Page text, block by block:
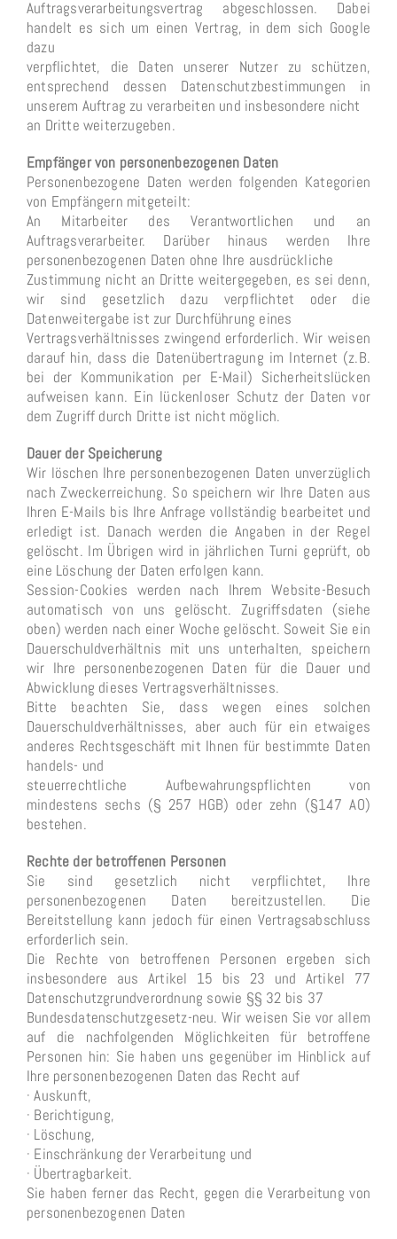
Auftragsverarbeitungsvertrag abgeschlossen. Dabei
handelt es sich um einen Vertrag, in dem sich Google
dazu
verpflichtet, die Daten unserer Nutzer zu schützen,
entsprechend dessen Datenschutzbestimmungen in
unserem Auftrag zu verarbeiten und insbesondere nicht
an Dritte weiterzugeben.
Empfänger von personenbezogenen Daten
Personenbezogene Daten werden folgenden Kategorien
von Empfängern mitgeteilt:
An Mitarbeiter des Verantwortlichen und an
Auftragsverarbeiter. Darüber hinaus werden Ihre
personenbezogenen Daten ohne Ihre ausdrückliche
Zustimmung nicht an Dritte weitergegeben, es sei denn,
wir sind gesetzlich dazu verpflichtet oder die
Datenweitergabe ist zur Durchführung eines
Vertragsverhältnisses zwingend erforderlich. Wir weisen
darauf hin, dass die Datenübertragung im Internet (z.B.
bei der Kommunikation per E-Mail) Sicherheitslücken
aufweisen kann. Ein lückenloser Schutz der Daten vor
dem Zugriff durch Dritte ist nicht möglich.
Dauer der Speicherung
Wir löschen Ihre personenbezogenen Daten unverzüglich
nach Zweckerreichung. So speichern wir Ihre Daten aus
Ihren E-Mails bis Ihre Anfrage vollständig bearbeitet und
erledigt ist. Danach werden die Angaben in der Regel
gelöscht. Im Übrigen wird in jährlichen Turni geprüft, ob
eine Löschung der Daten erfolgen kann.
Session-Cookies werden nach Ihrem Website-Besuch
automatisch von uns gelöscht. Zugriffsdaten (siehe
oben) werden nach einer Woche gelöscht. Soweit Sie ein
Dauerschuldverhältnis mit uns unterhalten, speichern
wir Ihre personenbezogenen Daten für die Dauer und
Abwicklung dieses Vertragsverhältnisses.
Bitte beachten Sie, dass wegen eines solchen
Dauerschuldverhältnisses, aber auch für ein etwaiges
anderes Rechtsgeschäft mit Ihnen für bestimmte Daten
handels- und
steuerrechtliche Aufbewahrungspflichten von
mindestens sechs (§ 257 HGB) oder zehn (§147 AO)
bestehen.
Rechte der betroffenen Personen
Sie sind gesetzlich nicht verpflichtet, Ihre
personenbezogenen Daten bereitzustellen. Die
Bereitstellung kann jedoch für einen Vertragsabschluss
erforderlich sein.
Die Rechte von betroffenen Personen ergeben sich
insbesondere aus Artikel 15 bis 23 und Artikel 77
Datenschutzgrundverordnung sowie §§ 32 bis 37
Bundesdatenschutzgesetz-neu. Wir weisen Sie vor allem
auf die nachfolgenden Möglichkeiten für betroffene
Personen hin: Sie haben uns gegenüber im Hinblick auf
Ihre personenbezogenen Daten das Recht auf
· Auskunft,
· Berichtigung,
· Löschung,
· Einschränkung der Verarbeitung und
· Übertragbarkeit.
Sie haben ferner das Recht, gegen die Verarbeitung von
personenbezogenen Daten